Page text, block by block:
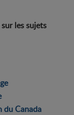
les sujets
du Canada